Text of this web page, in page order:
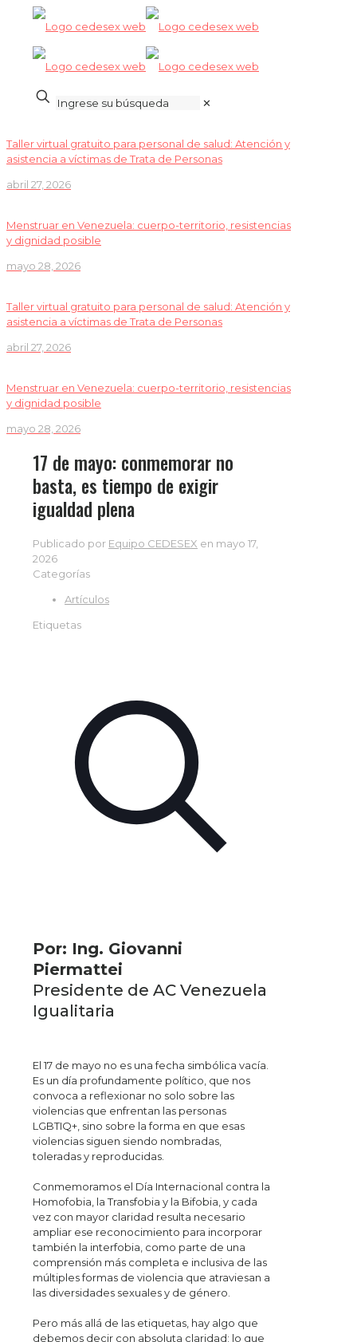
✕
Taller virtual gratuito para personal de salud: Atención y
asistencia a víctimas de Trata de Personas
abril 27, 2026
Menstruar en Venezuela: cuerpo-territorio, resistencias
y dignidad posible
mayo 28, 2026
Taller virtual gratuito para personal de salud: Atención y
asistencia a víctimas de Trata de Personas
abril 27, 2026
Menstruar en Venezuela: cuerpo-territorio, resistencias
y dignidad posible
mayo 28, 2026
17 de mayo: conmemorar no
basta, es tiempo de exigir
igualdad plena
Publicado por Equipo CEDESEX en mayo 17,
2026
Categorías
Artículos
Etiquetas
Por: Ing. Giovanni
Piermattei
Presidente de AC Venezuela
Igualitaria
El 17 de mayo no es una fecha simbólica vacía.
Es un día profundamente político, que nos
convoca a reflexionar no solo sobre las
violencias que enfrentan las personas
LGBTIQ+, sino sobre la forma en que esas
violencias siguen siendo nombradas,
toleradas y reproducidas.
Conmemoramos el Día Internacional contra la
Homofobia, la Transfobia y la Bifobia, y cada
vez con mayor claridad resulta necesario
ampliar ese reconocimiento para incorporar
también la interfobia, como parte de una
comprensión más completa e inclusiva de las
múltiples formas de violencia que atraviesan a
las diversidades sexuales y de género.
Pero más allá de las etiquetas, hay algo que
debemos decir con absoluta claridad: lo que